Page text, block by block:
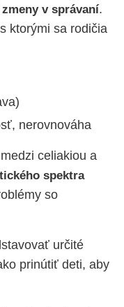
zmeny v správaní.
ktorými sa rodičia
nerovnováha
celiakiou a
spektra
so
určité
prinútiť deti, aby